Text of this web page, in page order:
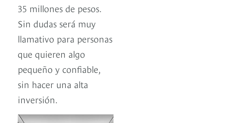
35 millones de pesos.
Sin dudas será muy
llamativo para personas
que quieren algo
pequeño y confiable,
sin hacer una alta
inversión.